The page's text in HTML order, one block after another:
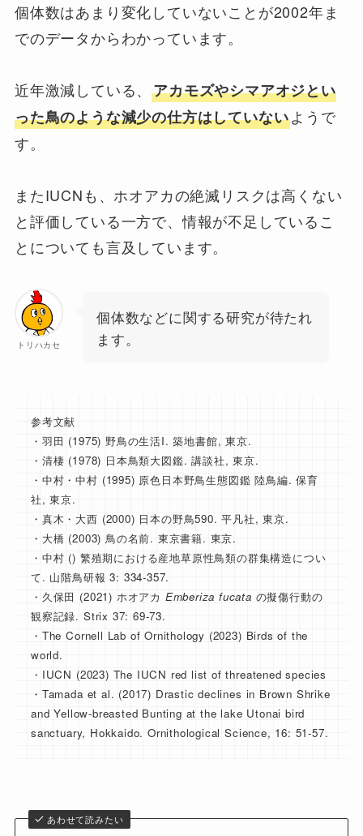
個体数はあまり変化していないことが2002年ま
でのデータからわかっています。
近年激減している、アカモズやシマアオジとい
った鳥のような減少の仕方はしていないようで
す。
またIUCNも、ホオアカの絶滅リスクは高くない
と評価している一方で、情報が不足しているこ
とについても言及しています。
トリハカセ
個体数などに関する研究が待たれ
ます。
参考文献
・羽田 (1975) 野鳥の生活I. 築地書館, 東京.
・清棲 (1978) 日本鳥類大図鑑. 講談社, 東京.
・中村・中村 (1995) 原色日本野鳥生態図鑑 陸鳥編. 保育
社, 東京.
・真木・大西 (2000) 日本の野鳥590. 平凡社, 東京.
・大橋 (2003) 鳥の名前. 東京書籍. 東京.
・中村 () 繁殖期における産地草原性鳥類の群集構造につい
て. 山階鳥研報 3: 334-357.
・久保田 (2021) ホオアカ Emberiza fucata の擬傷行動の
観察記録. Strix 37: 69-73.
・The Cornell Lab of Ornithology (2023) Birds of the
world.
・IUCN (2023) The IUCN red list of threatened species
・Tamada et al. (2017) Drastic declines in Brown Shrike
and Yellow-breasted Bunting at the lake Utonai bird
sanctuary, Hokkaido. Ornithological Science, 16: 51-57.
あわせて読みたい